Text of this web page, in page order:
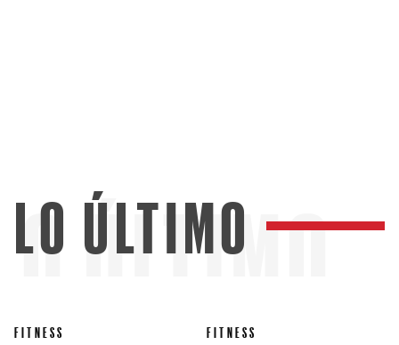
ÚLTIMO
LO ÚLTIMO
FITNESS FITNESS